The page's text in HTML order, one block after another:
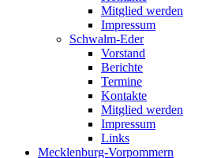
Mitglied werden
Impressum
Schwalm-Eder
Vorstand
Berichte
Termine
Kontakte
Mitglied werden
Impressum
Links
Mecklenburg-Vorpommern